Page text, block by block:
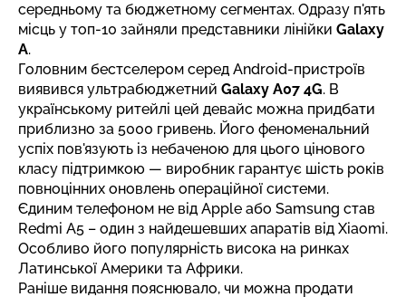
середньому та бюджетному сегментах. Одразу п'ять
місць у топ-10 зайняли представники лінійки Galaxy
A.
Головним бестселером серед Android-пристроїв
виявився ультрабюджетний Galaxy A07 4G. В
українському ритейлі цей девайс можна придбати
приблизно за 5000 гривень. Його феноменальний
успіх пов'язують із небаченою для цього цінового
класу підтримкою — виробник гарантує шість років
повноцінних оновлень операційної системи.
Єдиним телефоном не від Apple або Samsung став
Redmi А5 – один з найдешевших апаратів від Xiaomi.
Особливо його популярність висока на ринках
Латинської Америки та Африки.
Раніше видання пояснювало, чи можна продати